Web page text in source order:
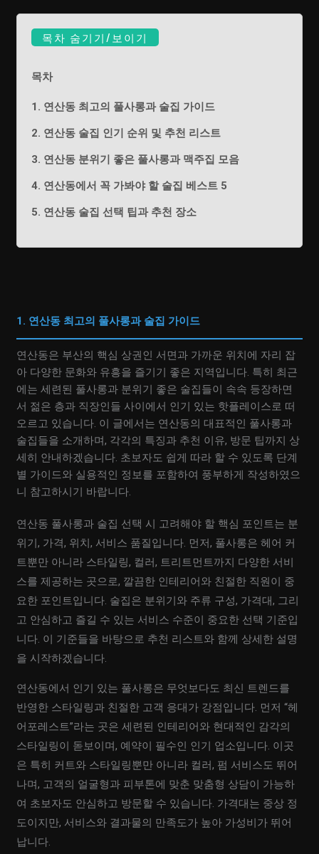
목차 숨기기/보이기
목차
1. 연산동 최고의 풀사롱과 술집 가이드
2. 연산동 술집 인기 순위 및 추천 리스트
3. 연산동 분위기 좋은 풀사롱과 맥주집 모음
4. 연산동에서 꼭 가봐야 할 술집 베스트 5
5. 연산동 술집 선택 팁과 추천 장소
1. 연산동 최고의 풀사롱과 술집 가이드
연산동은 부산의 핵심 상권인 서면과 가까운 위치에 자리 잡
아 다양한 문화와 유흥을 즐기기 좋은 지역입니다. 특히 최근
에는 세련된 풀사롱과 분위기 좋은 술집들이 속속 등장하면
서 젊은 층과 직장인들 사이에서 인기 있는 핫플레이스로 떠
오르고 있습니다. 이 글에서는 연산동의 대표적인 풀사롱과
술집들을 소개하며, 각각의 특징과 추천 이유, 방문 팁까지 상
세히 안내하겠습니다. 초보자도 쉽게 따라 할 수 있도록 단계
별 가이드와 실용적인 정보를 포함하여 풍부하게 작성하였으
니 참고하시기 바랍니다.
연산동 풀사롱과 술집 선택 시 고려해야 할 핵심 포인트는 분
위기, 가격, 위치, 서비스 품질입니다. 먼저, 풀사롱은 헤어 커
트뿐만 아니라 스타일링, 컬러, 트리트먼트까지 다양한 서비
스를 제공하는 곳으로, 깔끔한 인테리어와 친절한 직원이 중
요한 포인트입니다. 술집은 분위기와 주류 구성, 가격대, 그리
고 안심하고 즐길 수 있는 서비스 수준이 중요한 선택 기준입
니다. 이 기준들을 바탕으로 추천 리스트와 함께 상세한 설명
을 시작하겠습니다.
연산동에서 인기 있는 풀사롱은 무엇보다도 최신 트렌드를
반영한 스타일링과 친절한 고객 응대가 강점입니다. 먼저 “헤
어포레스트”라는 곳은 세련된 인테리어와 현대적인 감각의
스타일링이 돋보이며, 예약이 필수인 인기 업소입니다. 이곳
은 특히 커트와 스타일링뿐만 아니라 컬러, 펌 서비스도 뛰어
나며, 고객의 얼굴형과 피부톤에 맞춘 맞춤형 상담이 가능하
여 초보자도 안심하고 방문할 수 있습니다. 가격대는 중상 정
도이지만, 서비스와 결과물의 만족도가 높아 가성비가 뛰어
납니다.